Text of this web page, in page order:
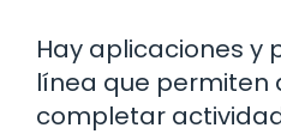
Hay aplicaciones y
línea que permiten
completar